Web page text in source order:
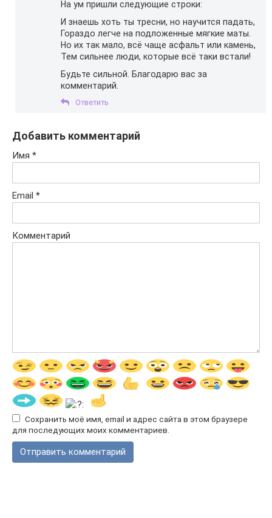
На ум пришли следующие строки:
И знаешь хоть ты тресни, но научится падать,
Гораздо легче на подложенные мягкие маты.
Но их так мало, всё чаще асфальт или камень,
Тем сильнее люди, которые всё таки встали!
Будьте сильной. Благодарю вас за
комментарий.
Ответить
Добавить комментарий
Имя *
Email *
Комментарий
Сохранить моё имя, email и адрес сайта в этом браузере
для последующих моих комментариев.